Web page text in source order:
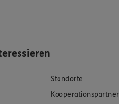
Standorte
Kooperationspartner